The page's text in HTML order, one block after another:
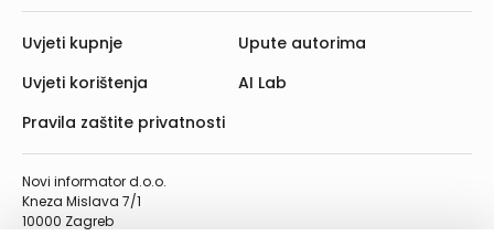
Novi informator d.o.o.
Kneza Mislava 7/1
10000 Zagreb
Uvjeti kupnje
Uvjeti korištenja
Pravila zaštite privatnosti
Upute autorima
AI Lab